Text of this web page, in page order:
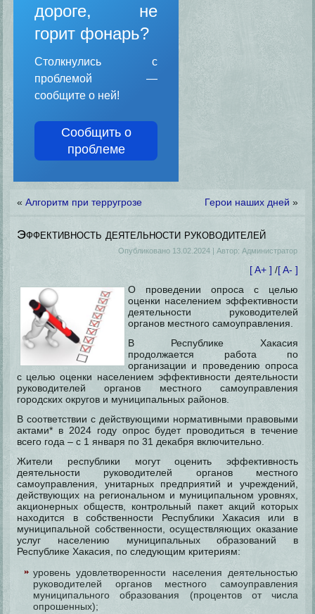
дороге, не
горит фонарь?
Столкнулись с
проблемой —
сообщите о ней!
Сообщить о
проблеме
«Алгоритм при терругрозе Герои наших дней »
Эффективность деятельности руководителей
Опубликовано 13.02.2024| Автор: Администратор
[ A+ ] /[ A- ]
О проведении опроса с целью
оценки населением эффективности
деятельности руководителей
органов местного самоуправления.
В Республике Хакасия
продолжается работа по
организации и проведению опроса
с целью оценки населением эффективности деятельности
руководителей органов местного самоуправления
городских округов и муниципальных районов.
В соответствии с действующими нормативными правовыми
актами* в 2024 году опрос будет проводиться в течение
всего года – с 1 января по 31 декабря включительно.
Жители республики могут оценить эффективность
деятельности руководителей органов местного
самоуправления, унитарных предприятий и учреждений,
действующих на региональном и муниципальном уровнях,
акционерных обществ, контрольный пакет акций которых
находится в собственности Республики Хакасия или в
муниципальной собственности, осуществляющих оказание
услуг населению муниципальных образований в
Республике Хакасия, по следующим критериям:
уровень удовлетворенности населения деятельностью
руководителей органов местного самоуправления
муниципального образования (процентов от числа
опрошенных);